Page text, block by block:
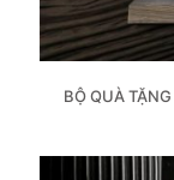
BỘ QUÀ TẶNG